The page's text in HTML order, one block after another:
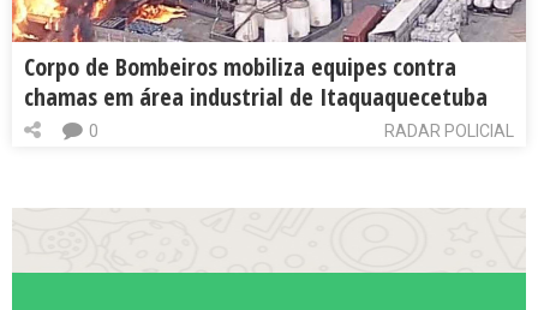
Corpo de Bombeiros mobiliza equipes contra
chamas em área industrial de Itaquaquecetuba
RADAR POLICIAL
0